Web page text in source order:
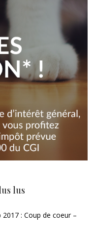
lus
: Coup de coeur –